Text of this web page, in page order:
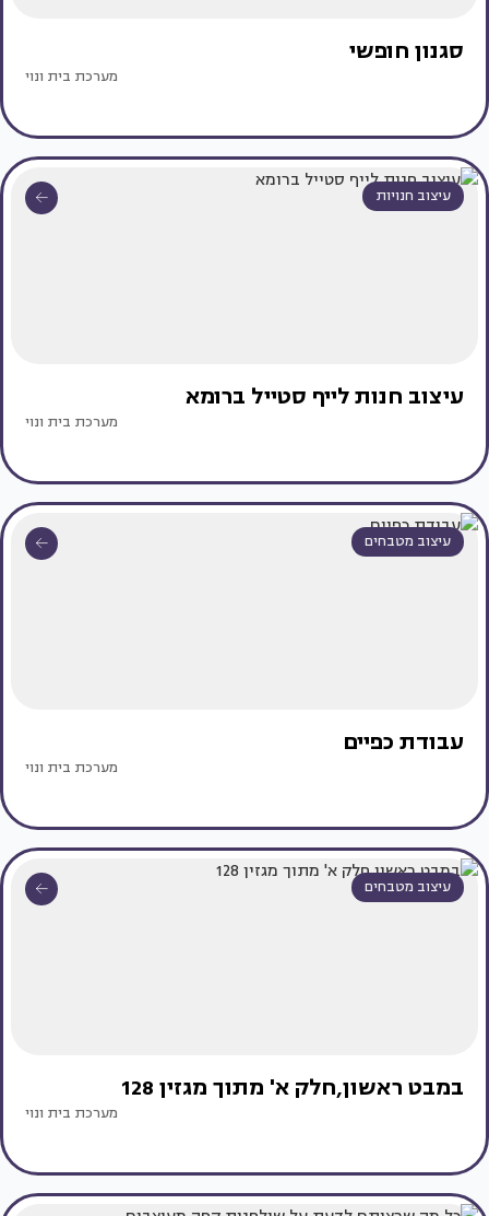
סגנון חופשי
מערכת בית ונוי
עיצוב חנויות
עיצוב חנות לייף סטייל ברומא
מערכת בית ונוי
עיצוב מטבחים
עבודת כפיים
מערכת בית ונוי
עיצוב מטבחים
במבט ראשון,חלק א' מתוך מגזין 128
מערכת בית ונוי